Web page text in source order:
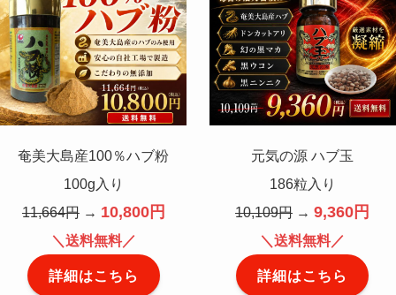
奄美大島産100％ハブ粉
100g入り
11,664円→ 10,800円
＼送料無料／
詳細はこちら
元気の源 ハブ玉
186粒入り
10,109円 →9,360円
＼送料無料／
詳細はこちら